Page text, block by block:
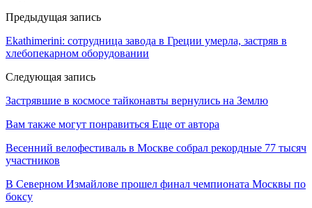
Предыдущая запись
Ekathimerini: сотрудница завода в Греции умерла, застряв в
хлебопекарном оборудовании
Следующая запись
Застрявшие в космосе тайконавты вернулись на Землю
Вам также могут понравиться Еще от автора
Весенний велофестиваль в Москве собрал рекордные 77 тысяч
участников
В Северном Измайлове прошел финал чемпионата Москвы по
боксу